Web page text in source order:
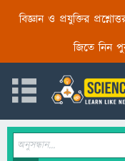
বিজ্ঞান ও প্রযুক্তির
জিতে নিন